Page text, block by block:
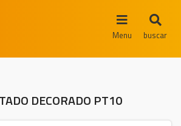
Menu buscar
DECORADO PT10